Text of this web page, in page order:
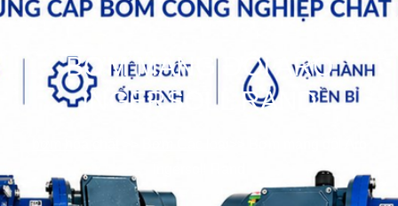
BƠM MÀNG ĐÔI ARO
INGERSOLL RAND